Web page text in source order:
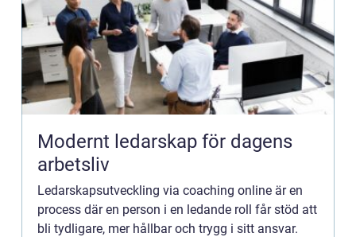
Modernt ledarskap för dagens
arbetsliv
Ledarskapsutveckling via coaching online är en
process där en person i en ledande roll får stöd att
bli tydligare, mer hållbar och trygg i sitt ansvar.